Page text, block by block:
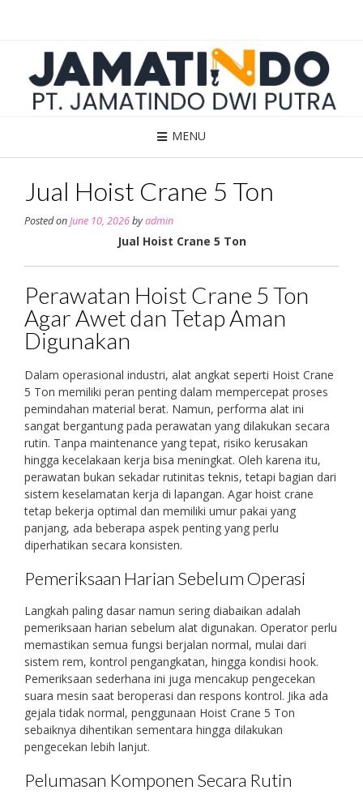
MENU
Jual Hoist Crane 5 Ton
Posted onJune 10, 2026byadmin
Jual Hoist Crane 5 Ton
Perawatan Hoist Crane 5 Ton
Agar Awet dan Tetap Aman
Digunakan
Dalam operasional industri, alat angkat seperti Hoist Crane
5 Ton memiliki peran penting dalam mempercepat proses
pemindahan material berat. Namun, performa alat ini
sangat bergantung pada perawatan yang dilakukan secara
rutin. Tanpa maintenance yang tepat, risiko kerusakan
hingga kecelakaan kerja bisa meningkat. Oleh karena itu,
perawatan bukan sekadar rutinitas teknis, tetapi bagian dari
sistem keselamatan kerja di lapangan. Agar hoist crane
tetap bekerja optimal dan memiliki umur pakai yang
panjang, ada beberapa aspek penting yang perlu
diperhatikan secara konsisten.
Pemeriksaan Harian Sebelum Operasi
Langkah paling dasar namun sering diabaikan adalah
pemeriksaan harian sebelum alat digunakan. Operator perlu
memastikan semua fungsi berjalan normal, mulai dari
sistem rem, kontrol pengangkatan, hingga kondisi hook.
Pemeriksaan sederhana ini juga mencakup pengecekan
suara mesin saat beroperasi dan respons kontrol. Jika ada
gejala tidak normal, penggunaan Hoist Crane 5 Ton
sebaiknya dihentikan sementara hingga dilakukan
pengecekan lebih lanjut.
Pelumasan Komponen Secara Rutin